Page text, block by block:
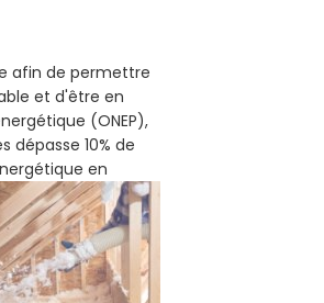
afin de permettre
et d'être en
(ONEP),
10% de
en